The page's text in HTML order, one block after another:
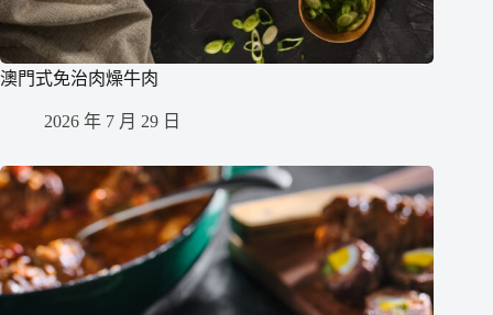
澳門式免治肉燥牛肉
2026 年 7 月 29 日